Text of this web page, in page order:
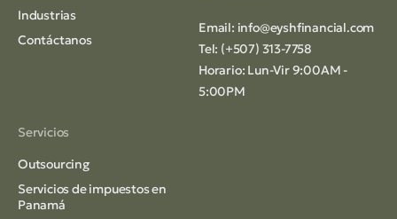
Industrias
Contáctanos
Email: info@eyshfinancial.com
Tel: (+507) 313-7758
Horario: Lun-Vir 9:00AM -
5:00PM
Servicios
Outsourcing
Servicios de impuestos en
Panamá